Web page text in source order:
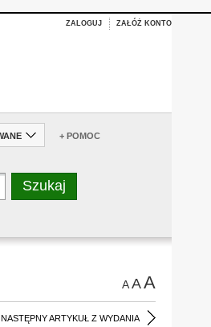
ZALOGUJ ZAŁÓŻ KONTO
+ POMOC
AAA
NASTĘPNY ARTYKUŁ Z WYDANIA